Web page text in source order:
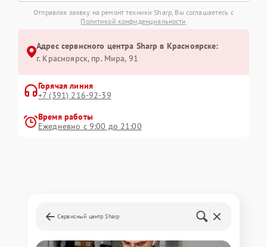
Отправляя заявку на ремонт техники Sharp, Вы соглашаетесь с
Политикой конфиденциальности
Адрес сервисного центра Sharp в Красноярске:
г. Красноярск, ​пр. Мира, 91
Горячая линия
+7 (391) 216-92-39
Время работы
Ежедневно с 9:00 до 21:00
Сервисный центр Sharp